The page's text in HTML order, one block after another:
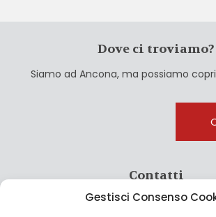
Gestisci Consenso
Dove ci troviamo?
Siamo ad Ancona, ma possiamo
Contatti